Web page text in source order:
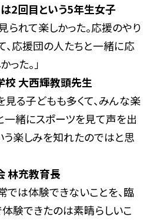
2回目という5年生女子
られて楽しかった。応援のやり
、応援団の人たちと一緒に応
た。」
校 大西輝教頭先生
見る子どもも多くて、みんな楽
一緒にスポーツを見て声を出
う楽しみを知れたのではと思
林充教育長
では体験できないことを、臨
験できたのは素晴らしいこ